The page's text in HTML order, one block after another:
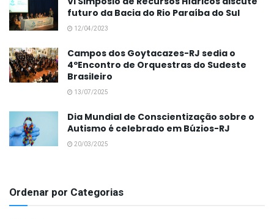
futuro da Bacia do Rio Paraíba do Sul
12/04/2023
Campos dos Goytacazes-RJ sedia o
4ºEncontro de Orquestras do Sudeste
Brasileiro
13/07/2025
Dia Mundial de Conscientização sobre o
Autismo é celebrado em Búzios-RJ
20/03/2025
Ordenar por Categorias